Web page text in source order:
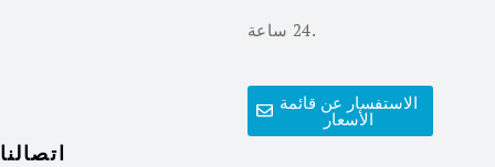
24 ساعة.
الاستفسار عن قائمة
الأسعار
اتصالنا